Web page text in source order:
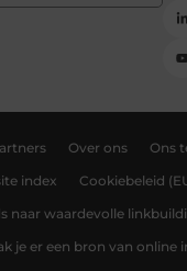
Over ons Ons
index Cookiebeleid
naar waardevolle
je er een bron van online